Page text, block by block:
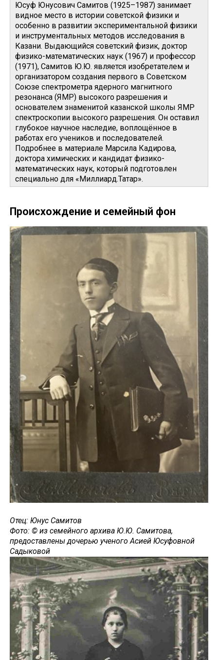
Юсуф Юнусович Самитов (1925–1987) занимает
видное место в истории советской физики и
особенно в развитии экспериментальной физики
и инструментальных методов исследования в
Казани. Выдающийся советский физик, доктор
физико-математических наук (1967) и профессор
(1971), Самитов Ю.Ю. является изобретателем и
организатором создания первого в Советском
Союзе спектрометра ядерного магнитного
резонанса (ЯМР) высокого разрешения и
основателем знаменитой казанской школы ЯМР
спектроскопии высокого разрешения. Он оставил
глубокое научное наследие, воплощённое в
работах его учеников и последователей.
Подробнее в материале Марсила Кадирова,
доктора химических и кандидат физико-
математических наук, который подготовлен
специально для «Миллиард.Татар».
Происхождение и семейный фон
Отец: Юнус Самитов
Фото: © из семейного архива Ю.Ю. Самитова,
предоставлены дочерью ученого Асией Юсуфовной
Садыковой